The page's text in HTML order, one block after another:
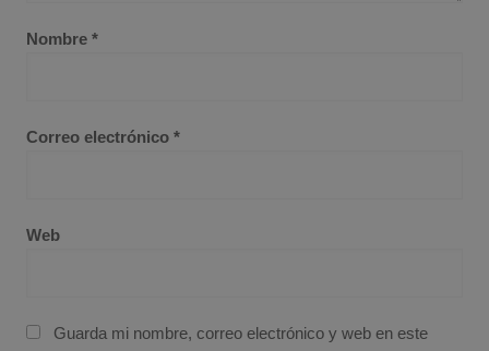
Nombre *
Correo electrónico *
Web
Guarda mi nombre, correo electrónico y web en este